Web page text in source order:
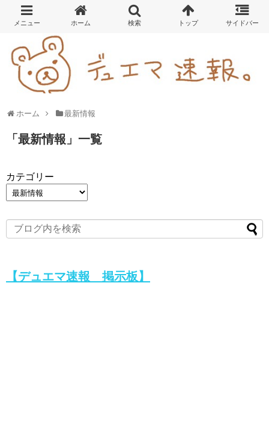
ホーム 最新情報
「 最新情報 」 一覧
カテゴリー
【デュエマ速報 掲示板】